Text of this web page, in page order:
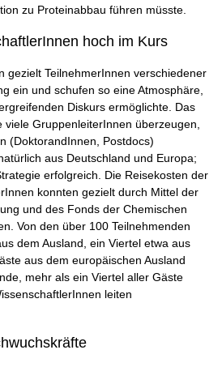
zu Proteinabbau führen müsste.
hoch im Kurs
gezielt TeilnehmerInnen verschiedener
ein und schufen so eine Atmosphäre,
Diskurs ermöglichte. Das
GruppenleiterInnen überzeugen,
(DoktorandInnen, Postdocs)
aus Deutschland und Europa;
erfolgreich. Die Reisekosten der
konnten gezielt durch Mittel der
und des Fonds der Chemischen
Von den über 100 Teilnehmenden
dem Ausland, ein Viertel etwa aus
aus dem europäischen Ausland
mehr als ein Viertel aller Gäste
leiten